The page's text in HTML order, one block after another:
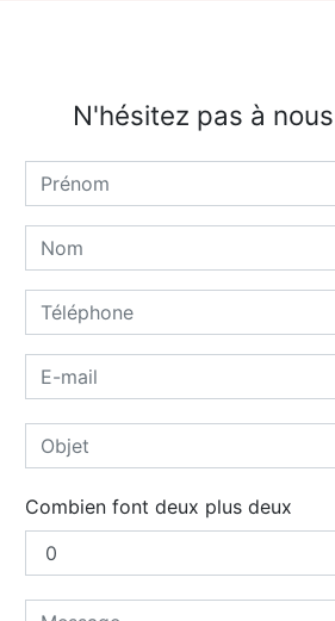
N'hésitez pas à
Combien font deux plus deux